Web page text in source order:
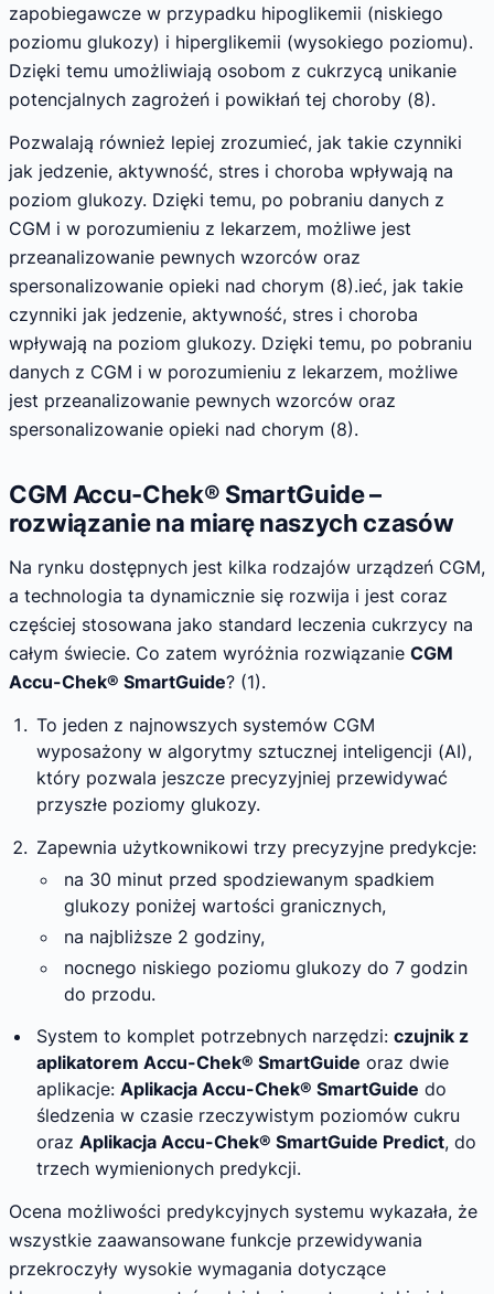
zapobiegawcze w przypadku hipoglikemii (niskiego
poziomu glukozy) i hiperglikemii (wysokiego poziomu).
Dzięki temu umożliwiają osobom z cukrzycą unikanie
potencjalnych zagrożeń i powikłań tej choroby (8).
Pozwalają również lepiej zrozumieć, jak takie czynniki
jak jedzenie, aktywność, stres i choroba wpływają na
poziom glukozy. Dzięki temu, po pobraniu danych z
CGM i w porozumieniu z lekarzem, możliwe jest
przeanalizowanie pewnych wzorców oraz
spersonalizowanie opieki nad chorym (8).ieć, jak takie
czynniki jak jedzenie, aktywność, stres i choroba
wpływają na poziom glukozy. Dzięki temu, po pobraniu
danych z CGM i w porozumieniu z lekarzem, możliwe
jest przeanalizowanie pewnych wzorców oraz
spersonalizowanie opieki nad chorym (8).
CGM Accu-Chek® SmartGuide –
rozwiązanie na miarę naszych czasów
Na rynku dostępnych jest kilka rodzajów urządzeń CGM,
a technologia ta dynamicznie się rozwija i jest coraz
częściej stosowana jako standard leczenia cukrzycy na
całym świecie. Co zatem wyróżnia rozwiązanie CGM
Accu-Chek® SmartGuide? (1).
To jeden z najnowszych systemów CGM
wyposażony w algorytmy sztucznej inteligencji (AI),
który pozwala jeszcze precyzyjniej przewidywać
przyszłe poziomy glukozy.
Zapewnia użytkownikowi trzy precyzyjne predykcje:
na 30 minut przed spodziewanym spadkiem
glukozy poniżej wartości granicznych,
na najbliższe 2 godziny,
nocnego niskiego poziomu glukozy do 7 godzin
do przodu.
System to komplet potrzebnych narzędzi: czujnik z
aplikatorem Accu-Chek® SmartGuide oraz dwie
aplikacje: Aplikacja Accu-Chek® SmartGuide do
śledzenia w czasie rzeczywistym poziomów cukru
oraz Aplikacja Accu-Chek® SmartGuide Predict, do
trzech wymienionych predykcji.
Ocena możliwości predykcyjnych systemu wykazała, że ​​
wszystkie zaawansowane funkcje przewidywania
przekroczyły wysokie wymagania dotyczące